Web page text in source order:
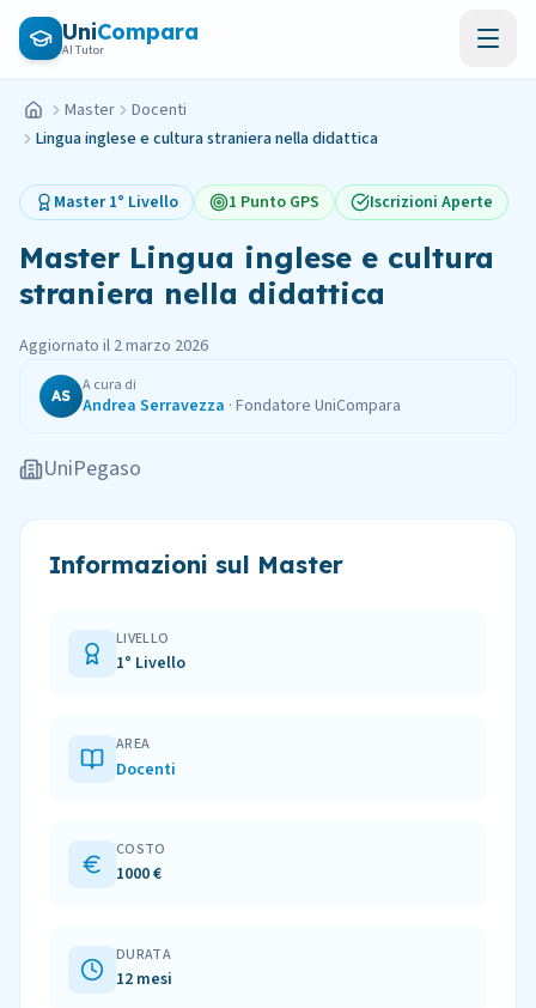
Vai al contenuto principale
UniCompara
AI Tutor
Home Master
Docenti
Lingua inglese e cultura straniera nella didattica
Master1° Livello 1 Punto GPS Iscrizioni Aperte
Master Lingua inglese e cultura
straniera nella didattica
Aggiornato il 2 marzo 2026
AS
A cura di
Andrea Serravezza · Fondatore UniCompara
UniPegaso
Informazioni sul Master
LIVELLO
1° Livello
AREA
Docenti
COSTO
1000 €
DURATA
12 mesi